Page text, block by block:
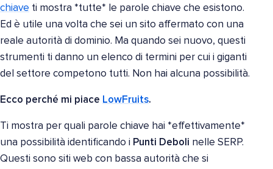
chiave ti mostra *tutte* le parole chiave che esistono.
Ed è utile una volta che sei un sito affermato con una
reale autorità di dominio. Ma quando sei nuovo, questi
strumenti ti danno un elenco di termini per cui i giganti
del settore competono tutti. Non hai alcuna possibilità.
Ecco perché mi piace LowFruits.
Ti mostra per quali parole chiave hai *effettivamente*
una possibilità identificando i Punti Deboli nelle SERP.
Questi sono siti web con bassa autorità che si